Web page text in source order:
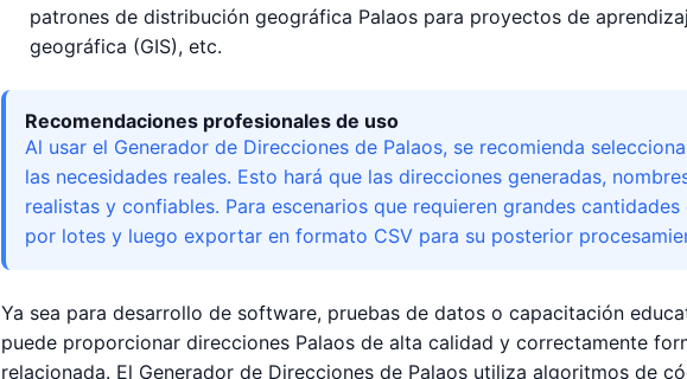
patrones de distribución geográfica Palaos para proyectos de
geográfica (GIS), etc.
Recomendaciones profesionales de uso
Al usar el Generador de Direcciones de Palaos, se recomienda
las necesidades reales. Esto hará que las direcciones generadas,
realistas y confiables. Para escenarios que requieren grandes
por lotes y luego exportar en formato CSV para su posterior
Ya sea para desarrollo de software, pruebas de datos o capacitación
puede proporcionar direcciones Palaos de alta calidad y correctamente
relacionada. El Generador de Direcciones de Palaos utiliza algoritmos de